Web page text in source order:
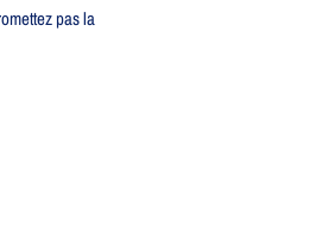
pas la